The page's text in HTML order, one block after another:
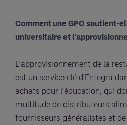
Comment une GPO soutient-
universitaire et
L'approvisionnement de la
est un service clé d'Entegra
achats pour l'éducation, qui
multitude de distributeurs
fournisseurs généralistes et